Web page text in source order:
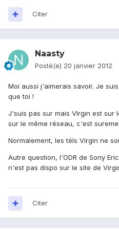
Citer
Naasty
Posté(e) 20 janvier 2012
Moi aussi j'aimerais savoir. Je
que toi !
J'suis pas sur mais VIrgin est sur
sur le même réseau, c'est
Normalement, les téls Virgin ne
Autre question, l'ODR de Sony
n'est pas dispo sur le site de
Citer